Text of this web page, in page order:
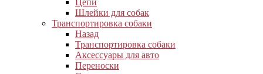
Цепи
Шлейки для собак
Транспортировка собаки
Назад
Транспортировка собаки
Аксессуары для авто
Переноски